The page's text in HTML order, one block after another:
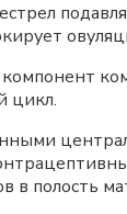
цикл.
в полость